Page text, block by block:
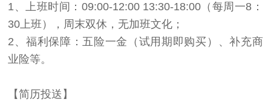
1、上班时间：09:00-12:00 13:30-18:00（每周一8：
30上班），周末双休，无加班文化；
2、福利保障：五险一金（试用期即购买）、补充商
业险等。
【简历投送】